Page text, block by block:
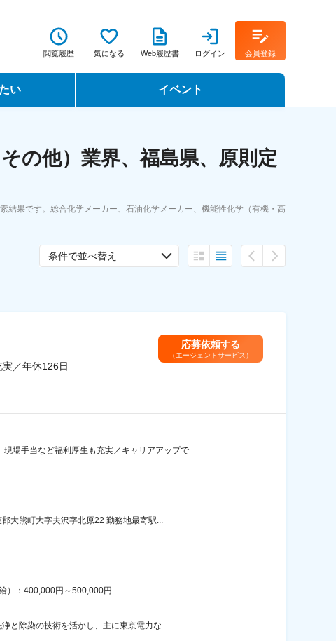
閲覧履歴 気になる Web履歴書 ログイン 会員登録
い イベント
転職フェア
の他）業界、福島県、原則定
結果です。総合化学メーカー、石油化学メーカー、機能性化学（有機・高
条件で並べ替え
／年休126日
応募依頼する
（エージェントサービス）
場手当など福利厚生も充実／キャリアアップで
大熊町大字夫沢字北原22 勤務地最寄駅...
）：400,000円～500,000円...
と除染の技術を活かし、主に東京電力な...